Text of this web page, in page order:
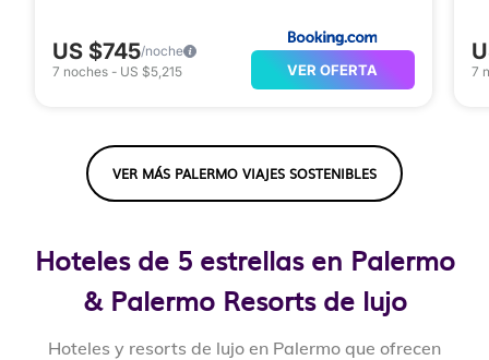
US $745/noche
7 noches - US $5,215 VER OFERTA 7
VER MÁS PALERMO VIAJES SOSTENIBLES
Hoteles de 5 estrellas en Palermo
& Palermo Resorts de lujo
Hoteles y resorts de lujo en Palermo que ofrecen